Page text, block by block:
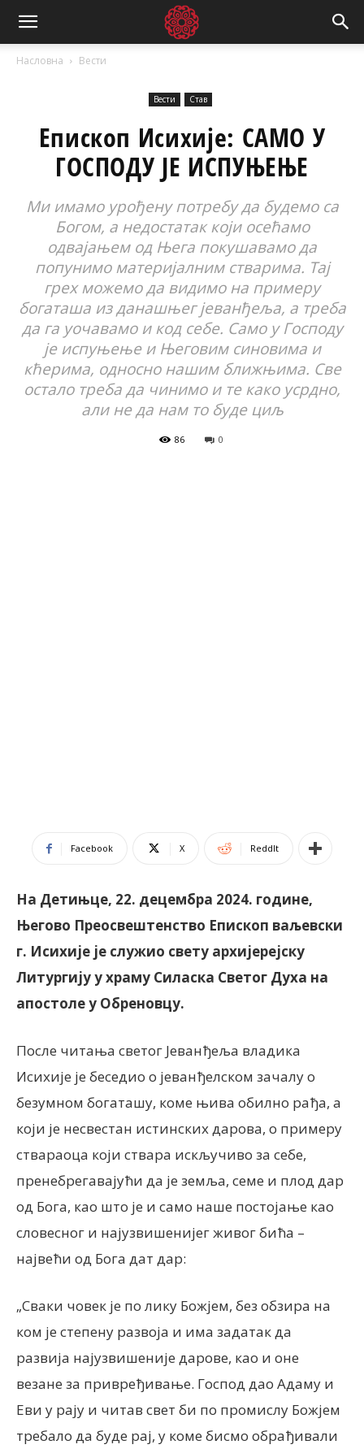
Насловна Вести
Вести Став
Епископ Исихије: САМО У
ГОСПОДУ ЈЕ ИСПУЊЕЊЕ
Ми имамо урођену потребу да будемо са
Богом, а недостатак који осећамо
одвајањем од Њега покушавамо да
попунимо материјалним стварима. Тај
грех можемо да видимо на примеру
богаташа из данашњег јеванђеља, а треба
да га уочавамо и код себе. Само у Господу
је испуњење и Његовим синовима и
кћерима, односно нашим ближњима. Све
остало треба да чинимо и те како усрдно,
али не да нам то буде циљ
86 0
Facebook X ReddIt
На Детињце, 22. децембра 2024. године,
Његово Преосвештенство Епископ ваљевски
г. Исихије је служио свету архијерејску
Литургију у храму Силаска Светог Духа на
апостоле у Обреновцу.
После читања светог Јеванђеља владика
Исихије је беседио о јеванђелском зачалу о
безумном богаташу, коме њива обилно рађа, а
који је несвестан истинских дарова, о примеру
ствараоца који ствара искључиво за себе,
пренебрегавајући да је земља, семе и плод дар
од Бога, као што је и само наше постојање као
словесног и најузвишенијег живог бића –
највећи од Бога дат дар:
„Сваки човек је по лику Божјем, без обзира на
ком је степену развоја и има задатак да
развија најузвишеније дарове, као и оне
везане за привређивање. Господ дао Адаму и
Еви у рају и читав свет би по промислу Божјем
требало да буде рај, у коме бисмо обрађивали